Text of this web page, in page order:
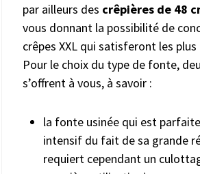
par ailleurs des crêpières de 48
vous donnant la possibilité de
crêpes XXL qui satisferont les
Pour le choix du type de fonte,
s’offrent à vous, à savoir :
la fonte usinée qui est
intensif du fait de sa grande
requiert cependant un